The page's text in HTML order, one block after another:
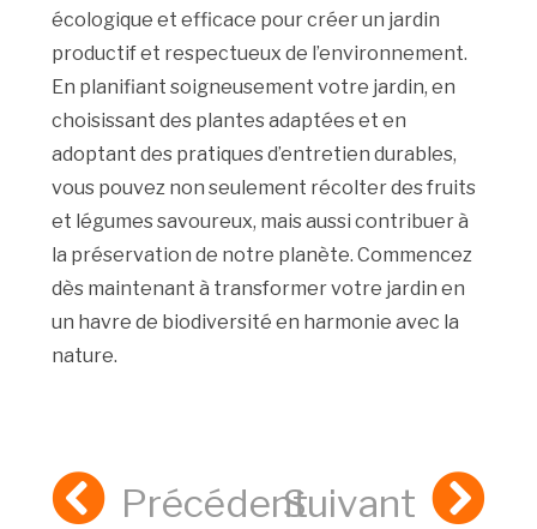
écologique et efficace pour créer un jardin
productif et respectueux de l’environnement.
En planifiant soigneusement votre jardin, en
choisissant des plantes adaptées et en
adoptant des pratiques d’entretien durables,
vous pouvez non seulement récolter des fruits
et légumes savoureux, mais aussi contribuer à
la préservation de notre planète. Commencez
dès maintenant à transformer votre jardin en
un havre de biodiversité en harmonie avec la
nature.
PrécédentSuivant